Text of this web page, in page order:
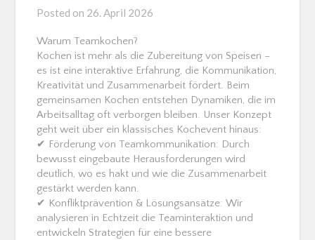
Posted on 26. April 2026
Warum Teamkochen?
Kochen ist mehr als die Zubereitung von Speisen –
es ist eine interaktive Erfahrung, die Kommunikation,
Kreativität und Zusammenarbeit fördert. Beim
gemeinsamen Kochen entstehen Dynamiken, die im
Arbeitsalltag oft verborgen bleiben. Unser Konzept
geht weit über ein klassisches Kochevent hinaus:
✔ Förderung von Teamkommunikation: Durch
bewusst eingebaute Herausforderungen wird
deutlich, wo es hakt und wie die Zusammenarbeit
gestärkt werden kann.
✔ Konfliktprävention & Lösungsansätze: Wir
analysieren in Echtzeit die Teaminteraktion und
entwickeln Strategien für eine bessere